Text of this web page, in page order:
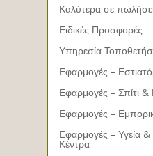
Καλύτερα σε
Ειδικές Προσφορές
Υπηρεσία
Εφαρμογές –
Εφαρμογές – Σπίτι &
Εφαρμογές –
Εφαρμογές – Υγεία &
Κέντρα